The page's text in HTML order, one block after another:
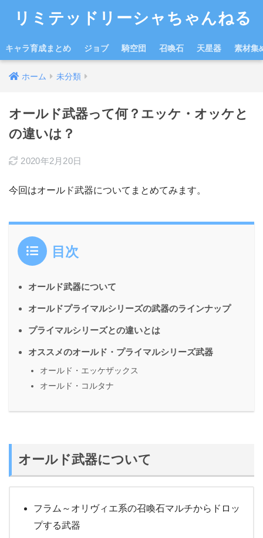
リミテッドリーシャちゃんねる
キャラ育成まとめ ジョブ 騎空団 召喚石 天星器 素材集
ホーム 未分類
オールド武器って何？エッケ・オッケと
の違いは？
2020年2月20日
今回はオールド武器についてまとめてみます。
目次
オールド武器について
オールドプライマルシリーズの武器のラインナップ
プライマルシリーズとの違いとは
オススメのオールド・プライマルシリーズ武器
オールド・エッケザックス
オールド・コルタナ
オールド武器について
フラム～オリヴィエ系の召喚石マルチからドロッ
プする武器